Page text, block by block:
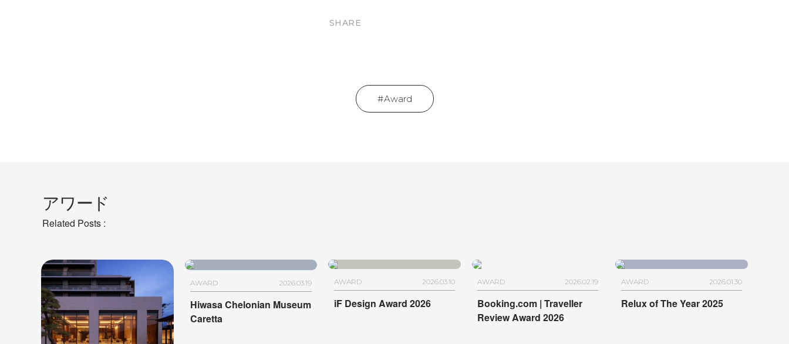
SHARE
Award
アワード
Related Posts :
AWARD 2026.03.19
Hiwasa Chelonian Museum
Caretta
AWARD 2026.03.10
iF Design Award 2026
AWARD 2026.02.19
Booking.com | Traveller
Review Award 2026
AWARD 2026.01.30
Relux of The Year 2025